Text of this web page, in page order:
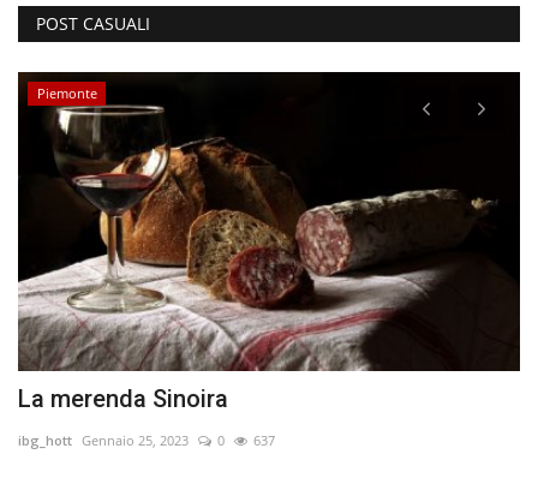
POST CASUALI
Piemonte
La merenda Sinoira
ibg_hott Gennaio 25, 2023 0 637